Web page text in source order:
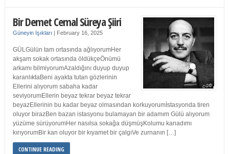
Bir Demet Cemal Süreya Şiiri
Güneyin Işıkları | February 16, 2025
GÜLGülün tam ortasında ağlıyorumHer
akşam sokak ortasında öldükçeÖnümü
arkamı bilmiyorumAzaldığını duyup duyup
karanlıktaBeni ayakta tutan gözlerinin
Ellerini alıyorum sabaha kadar
seviyorumEllerin beyaz tekrar beyaz tekrar
beyazEllerinin bu kadar beyaz olmasından korkuyorumİstasyonda tiren
oluyor birazBen bazan istasyonu bulamayan bir adamım Gülü alıyorum
yüzüme sürüyorumHer nasılsa sokağa düşmüşKolumu kanadımı
kırıyorumBir kan oluyor bir kıyamet bir çalgıVe zurnanın […]
CONTINUE READING